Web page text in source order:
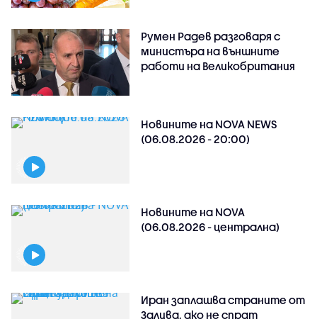
Румен Радев разговаря с
министъра на външните
работи на Великобритания
Новините на NOVA NEWS
(06.08.2026 - 20:00)
Новините на NOVA
(06.08.2026 - централна)
Иран заплашва страните от
Залива, ако не спрат